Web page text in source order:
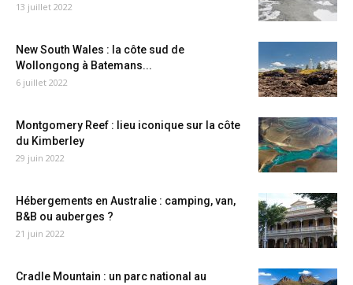
13 juillet 2022
New South Wales : la côte sud de
Wollongong à Batemans...
6 juillet 2022
Montgomery Reef : lieu iconique sur la côte
du Kimberley
29 juin 2022
Hébergements en Australie : camping, van,
B&B ou auberges ?
21 juin 2022
Cradle Mountain : un parc national au